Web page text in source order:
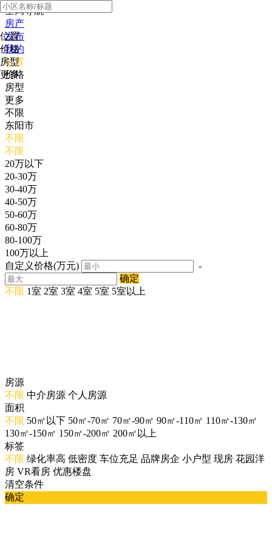
全局导航
房产
发布
我的
位置
价格
房型
更多
位置
价格
房型
更多
不限
东阳市
不限
不限
20万以下
20-30万
30-40万
40-50万
50-60万
60-80万
80-100万
100万以上
自定义价格(万元)
-
确定
不限 1室 2室 3室 4室 5室 5室以上
房源
不限 中介房源 个人房源
面积
不限 50㎡以下 50㎡-70㎡ 70㎡-90㎡ 90㎡-110㎡ 110㎡-130㎡
130㎡-150㎡ 150㎡-200㎡ 200㎡以上
标签
不限 绿化率高 低密度 车位充足 品牌房企 小户型 现房 花园洋
房 VR看房 优惠楼盘
清空条件
确定